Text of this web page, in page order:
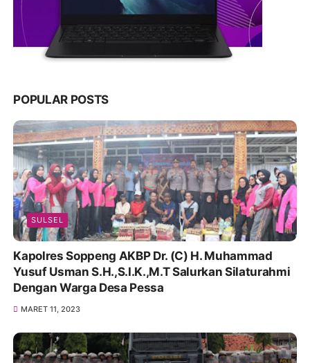
POPULAR POSTS
SULSEL
Kapolres Soppeng AKBP Dr. (C) H. Muhammad
Yusuf Usman S.H.,S.I.K.,M.T Salurkan Silaturahmi
Dengan Warga Desa Pessa
MARET 11, 2023